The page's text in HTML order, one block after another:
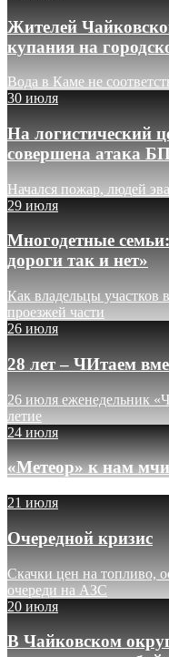
Жителей
купания на
Вода в Каме не
30 июля
На логистический
совершена атака
Начался пожар, людей
29 июля
Многодетные
дороги так и нет»
Как владельцы участков
проезжей части
26 июля
28 лет – ЧИтаем
26 июля еженедельник
летие
24 июля
«Метеор» к нам
21 июля
Очередной кризис
Скачки цен на топливо,
очереди на АЗС
20 июля
В Чайковском